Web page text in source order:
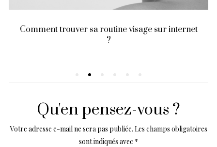
Comment trouver sa routine visage sur internet
?
Qu'en pensez-vous ?
Votre adresse e-mail ne sera pas publiée. Les champs obligatoires
sont indiqués avec *